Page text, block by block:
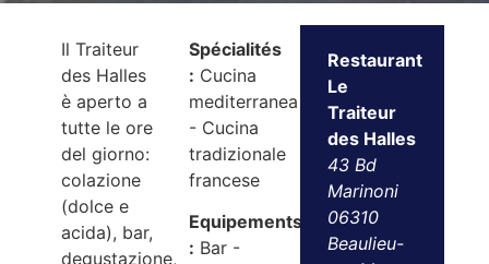
Il Traiteur
des Halles
è aperto a
tutte le ore
del giorno:
colazione
(dolce e
acida), bar,
degustazione,
Spécialités
: Cucina
mediterranea
- Cucina
tradizionale
francese
Equipements
: Bar -
Restaurant
Le
Traiteur
des Halles
43 Bd
Marinoni
06310
Beaulieu-